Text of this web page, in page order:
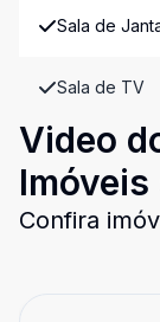
Sala de
Sala de TV
Video
Confira